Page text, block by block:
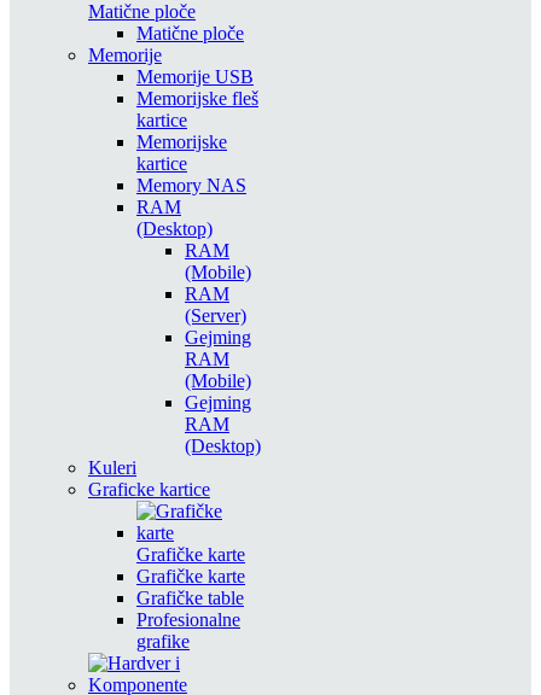
Matične ploče
Matične ploče
Memorije
Memorije USB
Memorijske fleš
kartice
Memorijske
kartice
Memory NAS
RAM
(Desktop)
RAM
(Mobile)
RAM
(Server)
Gejming
RAM
(Mobile)
Gejming
RAM
(Desktop)
Kuleri
Graficke kartice
Grafičke karte
Grafičke karte
Grafičke table
Profesionalne
grafike